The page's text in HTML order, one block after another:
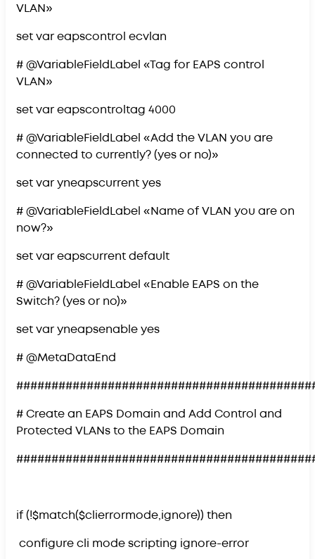
VLAN»
set var eapscontrol ecvlan
# @VariableFieldLabel «Tag for EAPS control
VLAN»
set var eapscontroltag 4000
# @VariableFieldLabel «Add the VLAN you are
connected to currently? (yes or no)»
set var yneapscurrent yes
# @VariableFieldLabel «Name of VLAN you are on
now?»
set var eapscurrent default
# @VariableFieldLabel «Enable EAPS on the
Switch? (yes or no)»
set var yneapsenable yes
# @MetaDataEnd
# Create an EAPS Domain and Add Control and
Protected VLANs to the EAPS Domain
if (!$match($clierrormode,ignore)) then
configure cli mode scripting ignore-error